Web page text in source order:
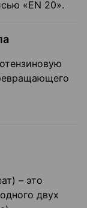
«EN 20».
– это
двух